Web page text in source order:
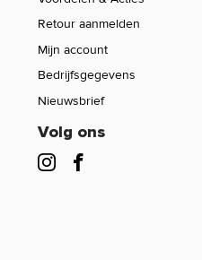
Retour aanmelden
Mijn account
Bedrijfsgegevens
Nieuwsbrief
Volg ons